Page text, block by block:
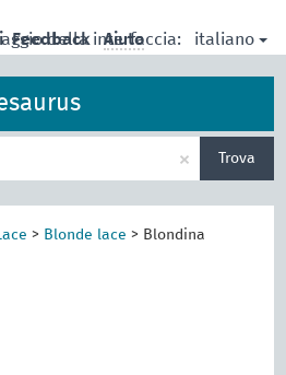
della interfaccia: italiano
Feedback Aiuto
× Trova
> Blonde lace > Blondina